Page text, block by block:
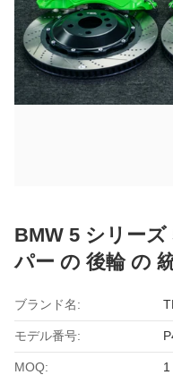
BMW 5 シリーズ
パー の 後輪 の
ブランド名:
モデル番号:
MOQ: 1